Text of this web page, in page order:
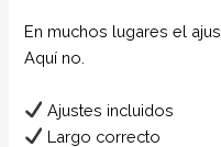
En muchos lugares el
Aquí no.
Ajustes incluidos
Largo correcto